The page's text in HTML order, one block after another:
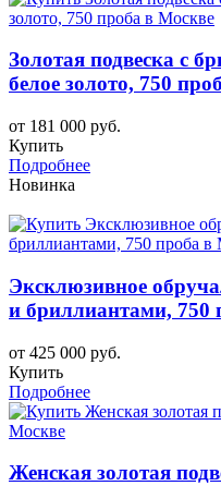
Золотая подвеска с
белое золото, 750
от 181 000 руб.
Купить
Подробнее
Новинка
Эксклюзивное
и бриллиантами, 750
от 425 000 руб.
Купить
Подробнее
Женская золотая